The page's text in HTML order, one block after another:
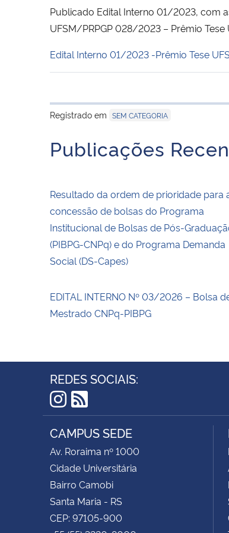
Publicado Edital Interno 01/2023, com
UFSM/PRPGP 028/2023 – Prêmio Tese
Edital Interno 01/2023 -Prêmio Tese
Registrado em SEM CATEGORIA
Publicações
Resultado da ordem de prioridade para
concessão de bolsas do Programa
Institucional de Bolsas de Pós-
(PIBPG-CNPq) e do Programa Demanda
Social (DS-Capes)
EDITAL INTERNO Nº 03/2026 – Bolsa
Mestrado CNPq-PIBPG
REDES SOCIAIS:
Instagram
RSS
CAMPUS SEDE
Av. Roraima nº 1000
Cidade Universitária
Bairro Camobi
Santa Maria - RS
CEP: 97105-900